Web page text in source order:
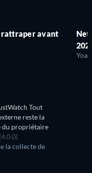
rattraper avant
Tout
reste la
du propriétaire
(4.0.0)
la collecte de